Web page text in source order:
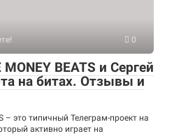
0
BEATS и Сергей
на битах. Отзывы и
– это типичный Телеграм-проект на
активно играет на